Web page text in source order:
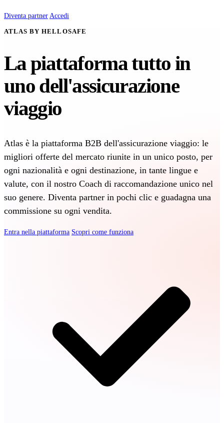
Diventa partner Accedi
ATLAS BY HELLOSAFE
La piattaforma tutto in
uno dell'assicurazione
viaggio
Atlas è la piattaforma B2B dell'assicurazione viaggio: le
migliori offerte del mercato riunite in un unico posto, per
ogni nazionalità e ogni destinazione, in tante lingue e
valute, con il nostro Coach di raccomandazione unico nel
suo genere. Diventa partner in pochi clic e guadagna una
commissione su ogni vendita.
Entra nella piattaforma Scopri come funziona